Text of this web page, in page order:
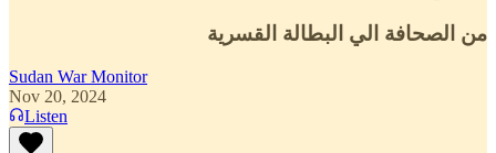
من الصحافة الي البطالة القسرية
Sudan War Monitor
Nov 20, 2024
Listen